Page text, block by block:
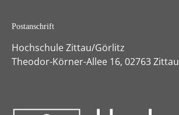
Postanschrift
Hochschule Zittau/Görlitz
Theodor-Körner-Allee 16, 02763 Zittau